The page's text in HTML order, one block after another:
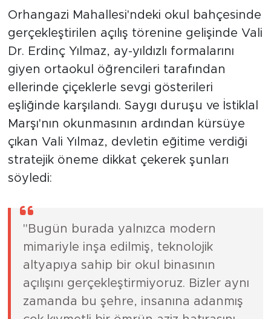
Orhangazi Mahallesi'ndeki okul bahçesinde
gerçekleştirilen açılış törenine gelişinde Vali
Dr. Erdinç Yılmaz, ay-yıldızlı formalarını
giyen ortaokul öğrencileri tarafından
ellerinde çiçeklerle sevgi gösterileri
eşliğinde karşılandı. Saygı duruşu ve İstiklal
Marşı'nın okunmasının ardından kürsüye
çıkan Vali Yılmaz, devletin eğitime verdiği
stratejik öneme dikkat çekerek şunları
söyledi:
"Bugün burada yalnızca modern
mimariyle inşa edilmiş, teknolojik
altyapıya sahip bir okul binasının
açılışını gerçekleştirmiyoruz. Bizler aynı
zamanda bu şehre, insanına adanmış